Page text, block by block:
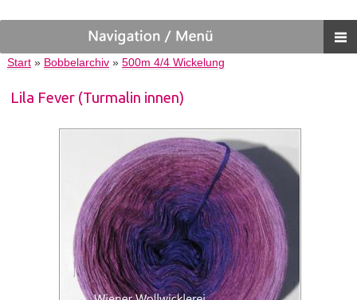
Start» Bobbelarchiv» 500m 4/4 Wickelung
Lila Fever (Turmalin innen)